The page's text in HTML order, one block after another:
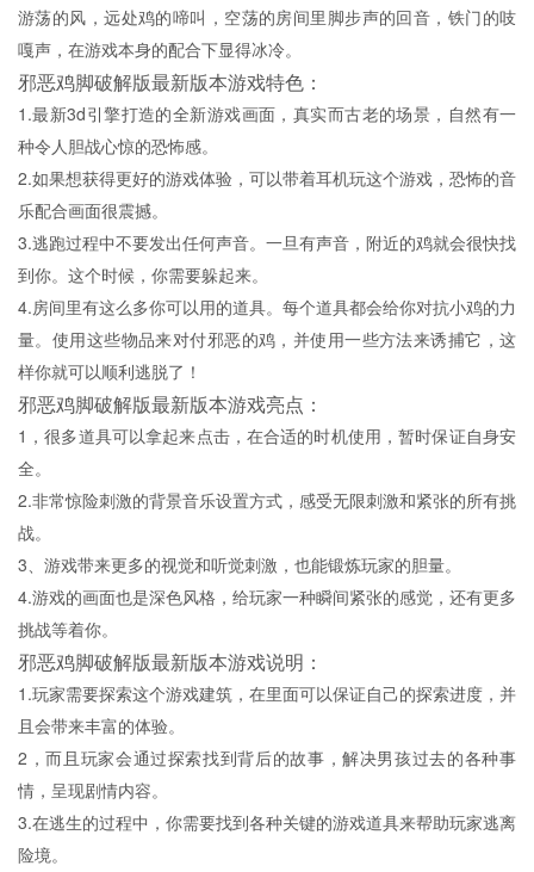
游荡的风，远处鸡的啼叫，空荡的房间里脚步声的回音，铁门的吱
嘎声，在游戏本身的配合下显得冰冷。
邪恶鸡脚破解版最新版本游戏特色：
1.最新3d引擎打造的全新游戏画面，真实而古老的场景，自然有一
种令人胆战心惊的恐怖感。
2.如果想获得更好的游戏体验，可以带着耳机玩这个游戏，恐怖的音
乐配合画面很震撼。
3.逃跑过程中不要发出任何声音。一旦有声音，附近的鸡就会很快找
到你。这个时候，你需要躲起来。
4.房间里有这么多你可以用的道具。每个道具都会给你对抗小鸡的力
量。使用这些物品来对付邪恶的鸡，并使用一些方法来诱捕它，这
样你就可以顺利逃脱了！
邪恶鸡脚破解版最新版本游戏亮点：
1，很多道具可以拿起来点击，在合适的时机使用，暂时保证自身安
全。
2.非常惊险刺激的背景音乐设置方式，感受无限刺激和紧张的所有挑
战。
3、游戏带来更多的视觉和听觉刺激，也能锻炼玩家的胆量。
4.游戏的画面也是深色风格，给玩家一种瞬间紧张的感觉，还有更多
挑战等着你。
邪恶鸡脚破解版最新版本游戏说明：
1.玩家需要探索这个游戏建筑，在里面可以保证自己的探索进度，并
且会带来丰富的体验。
2，而且玩家会通过探索找到背后的故事，解决男孩过去的各种事
情，呈现剧情内容。
3.在逃生的过程中，你需要找到各种关键的游戏道具来帮助玩家逃离
险境。